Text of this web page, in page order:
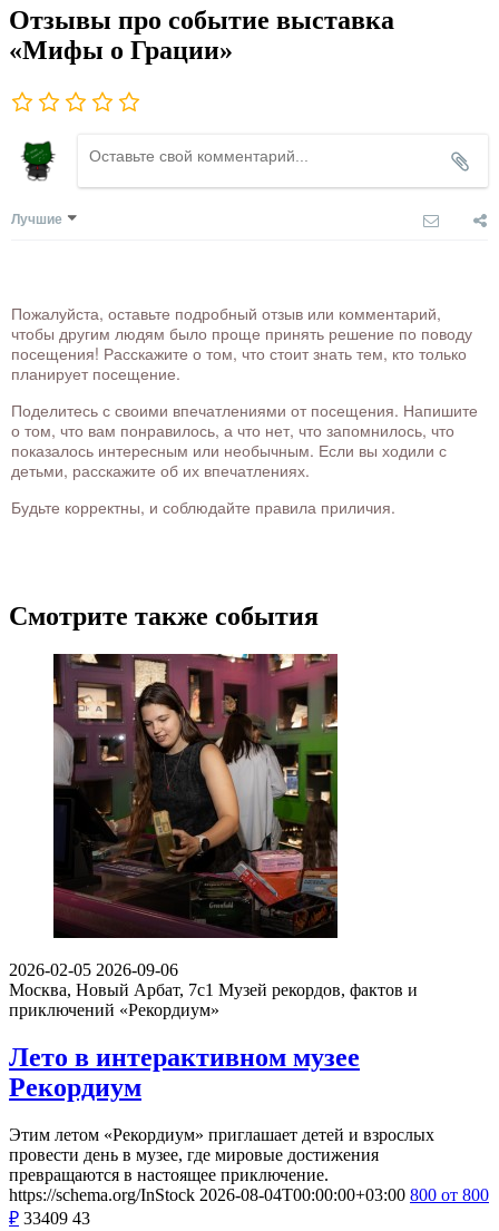
Отзывы про событие выставка
«Мифы о Грации»
Лучшие
Пожалуйста, оставьте подробный отзыв или комментарий,
чтобы другим людям было проще принять решение по поводу
посещения! Расскажите о том, что стоит знать тем, кто только
планирует посещение.
Поделитесь с своими впечатлениями от посещения. Напишите
о том, что вам понравилось, а что нет, что запомнилось, что
показалось интересным или необычным. Если вы ходили с
детьми, расскажите об их впечатлениях.
Будьте корректны, и соблюдайте правила приличия.
Смотрите также события
2026-02-05 2026-09-06
Москва, Новый Арбат, 7с1 Музей рекордов, фактов и
приключений «Рекордиум»
Лето в интерактивном музее
Рекордиум
Этим летом «Рекордиум» приглашает детей и взрослых
провести день в музее, где мировые достижения
превращаются в настоящее приключение.
https://schema.org/InStock 2026-08-04T00:00:00+03:00 800 от 800
₽ 33409 43